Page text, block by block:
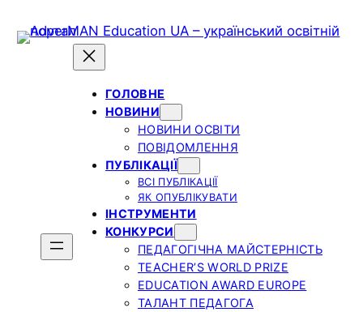
ГОЛОВНЕ
НОВИНИ
НОВИНИ ОСВІТИ
ПОВІДОМЛЕННЯ
ПУБЛІКАЦІЇ
ВСІ ПУБЛІКАЦІЇ
ЯК ОПУБЛІКУВАТИ
ІНСТРУМЕНТИ
КОНКУРСИ
ПЕДАГОГІЧНА МАЙСТЕРНІСТЬ
TEACHER’S WORLD PRIZE
EDUCATION AWARD EUROPE
ТАЛАНТ ПЕДАГОГА